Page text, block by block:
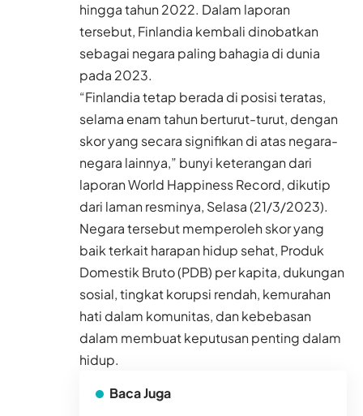
hingga tahun 2022. Dalam laporan
tersebut, Finlandia kembali dinobatkan
sebagai negara paling bahagia di dunia
pada 2023.
“Finlandia tetap berada di posisi teratas,
selama enam tahun berturut-turut, dengan
skor yang secara signifikan di atas negara-
negara lainnya,” bunyi keterangan dari
laporan World Happiness Record, dikutip
dari laman resminya, Selasa (21/3/2023).
Negara tersebut memperoleh skor yang
baik terkait harapan hidup sehat, Produk
Domestik Bruto (PDB) per kapita, dukungan
sosial, tingkat korupsi rendah, kemurahan
hati dalam komunitas, dan kebebasan
dalam membuat keputusan penting dalam
hidup.
Baca Juga